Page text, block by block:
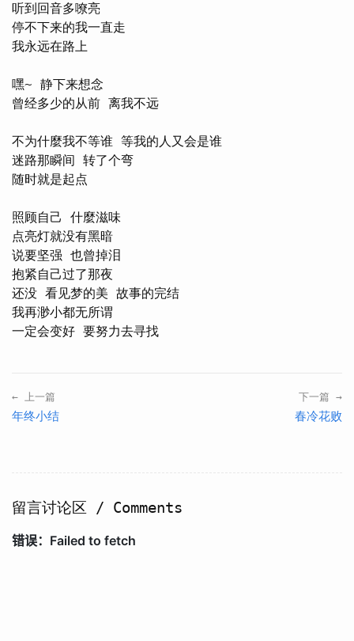
听到回音多嘹亮
停不下来的我一直走
我永远在路上
嘿~ 静下来想念
曾经多少的从前 离我不远
不为什麼我不等谁 等我的人又会是谁
迷路那瞬间 转了个弯
随时就是起点
照顾自己 什麼滋味
点亮灯就没有黑暗
说要坚强 也曾掉泪
抱紧自己过了那夜
还没 看见梦的美 故事的完结
我再渺小都无所谓
← 上一篇
年终小结
下一篇 →
春冷花败
留言讨论区 / Comments